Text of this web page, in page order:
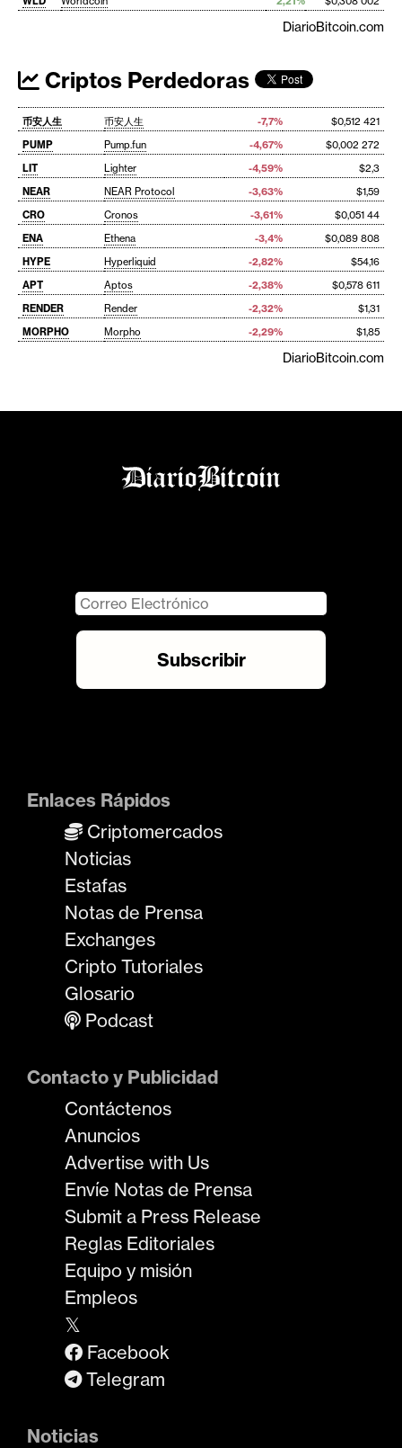
DiarioBitcoin.com
Criptos Perdedoras
币安人生 币安人生 -7,7%
$0,512 421
PUMP
Pump.fun -4,67%
$0,002 272
LIT
Lighter -4,59%
$2,3
NEAR
NEAR Protocol -3,63%
$1,59
CRO
Cronos -3,61%
$0,051 44
ENA
Ethena -3,4%
$0,089 808
HYPE
Hyperliquid -2,82%
$54,16
APT
Aptos -2,38%
$0,578 611
RENDER
Render -2,32%
$1,31
MORPHO
Morpho -2,29% $1,85
DiarioBitcoin.com
Enlaces Rápidos
Criptomercados
Noticias
Estafas
Notas de Prensa
Exchanges
Cripto Tutoriales
Glosario
Podcast
Contacto y Publicidad
Contáctenos
Anuncios
Advertise with Us
Envíe Notas de Prensa
Submit a Press Release
Reglas Editoriales
Equipo y misión
Empleos
𝕏
Facebook
Telegram
Noticias